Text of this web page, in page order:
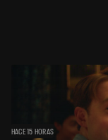
HACE 15 HORAS